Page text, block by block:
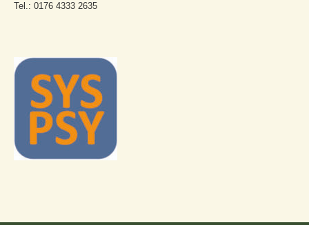
Tel.: 0176 4333 2635